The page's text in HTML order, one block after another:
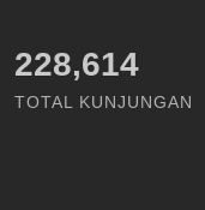
228,614
TOTAL KUNJUNGAN